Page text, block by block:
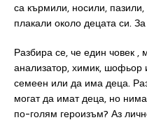
са кърмили, носили,
плакали около децата си.
Разбира се, че един човек ,
анализатор, химик, шофьор
семеен или да има деца.
могат да имат деца, но
по-голям героизъм? Аз